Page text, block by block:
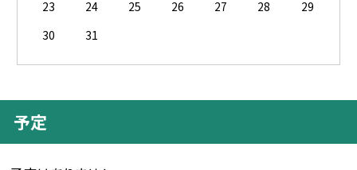
23
24 25 26 27 28
29
30
31
予定